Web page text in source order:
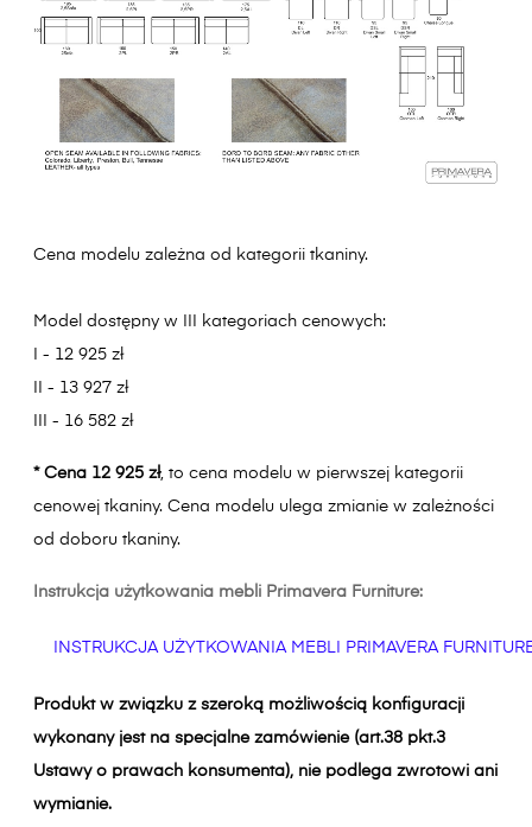
Cena modelu zależna od kategorii tkaniny.
Model dostępny w III kategoriach cenowych:
I - 12 925 zł
II - 13 927 zł
III - 16 582 zł
* Cena 12 925 zł, to cena modelu w pierwszej kategorii
cenowej tkaniny. Cena modelu ulega zmianie w zależności
od doboru tkaniny.
Instrukcja użytkowania mebli Primavera Furniture:
INSTRUKCJA UŻYTKOWANIA MEBLI PRIMAVERA
Produkt w związku z szeroką możliwością konfiguracji
wykonany jest na specjalne zamówienie (art.38 pkt.3
Ustawy o prawach konsumenta), nie podlega zwrotowi ani
wymianie.